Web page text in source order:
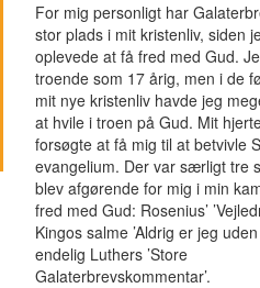
For mig personligt har
stor plads i mit kristenliv, siden
oplevede at få fred med Gud.
troende som 17 årig, men i de
mit nye kristenliv havde jeg
at hvile i troen på Gud. Mit
forsøgte at få mig til at betvivle
evangelium. Der var særligt tre
blev afgørende for mig i min
fred med Gud: Rosenius’
Kingos salme ’Aldrig er jeg uden
endelig Luthers ’Store
Galaterbrevskommentar’.